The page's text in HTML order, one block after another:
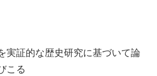
実証的な歴史研究に基づいて論
こる